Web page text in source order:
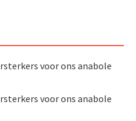
voor ons anabole
voor ons anabole